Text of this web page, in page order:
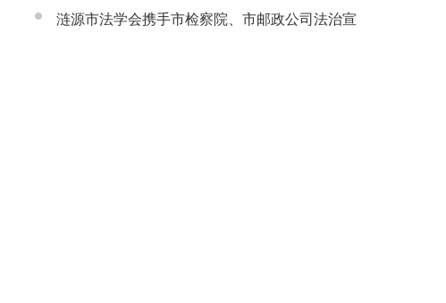
慧镇举行
涟源市法学会携手市检察院、市邮政公司法治宣